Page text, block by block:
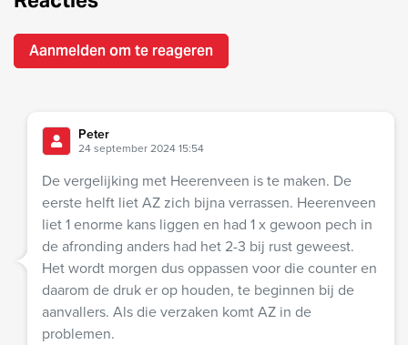
Aanmelden om te reageren
Peter
24 september 2024 15:54
De vergelijking met Heerenveen is te maken. De
eerste helft liet AZ zich bijna verrassen. Heerenveen
liet 1 enorme kans liggen en had 1 x gewoon pech in
de afronding anders had het 2-3 bij rust geweest.
Het wordt morgen dus oppassen voor die counter en
daarom de druk er op houden, te beginnen bij de
aanvallers. Als die verzaken komt AZ in de
problemen.